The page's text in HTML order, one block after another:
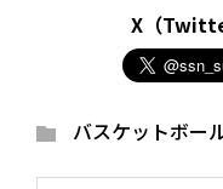
X（
バスケットボー